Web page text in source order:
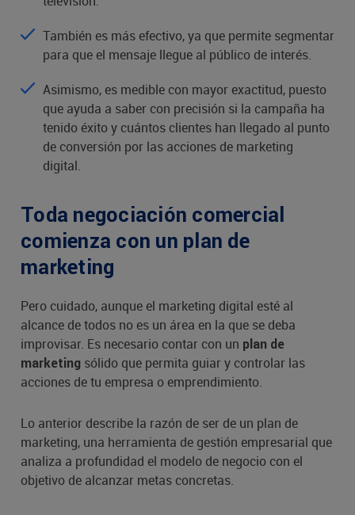
También es más efectivo, ya que permite segmentar
para que el mensaje llegue al público de interés.
Asimismo, es medible con mayor exactitud, puesto
que ayuda a saber con precisión si la campaña ha
tenido éxito y cuántos clientes han llegado al punto
de conversión por las acciones de marketing
digital.
Toda negociación comercial
comienza con un plan de
marketing
Pero cuidado, aunque el marketing digital esté al
alcance de todos no es un área en la que se deba
improvisar. Es necesario contar con un plan de
marketing sólido que permita guiar y controlar las
acciones de tu empresa o emprendimiento.
Lo anterior describe la razón de ser de un plan de
marketing, una herramienta de gestión empresarial que
analiza a profundidad el modelo de negocio con el
objetivo de alcanzar metas concretas.